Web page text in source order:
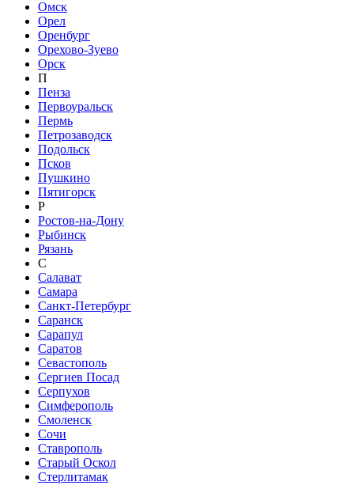
Омск
Орел
Оренбург
Орехово-Зуево
Орск
П
Пенза
Первоуральск
Пермь
Петрозаводск
Подольск
Псков
Пушкино
Пятигорск
Р
Ростов-на-Дону
Рыбинск
Рязань
С
Салават
Самара
Санкт-Петербург
Саранск
Сарапул
Саратов
Севастополь
Сергиев Посад
Серпухов
Симферополь
Смоленск
Сочи
Ставрополь
Старый Оскол
Стерлитамак